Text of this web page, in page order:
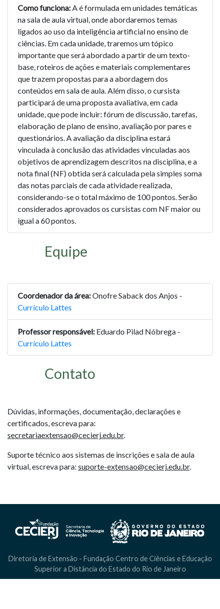
Como funciona:A é formulada em unidades temáticas
na sala de aula virtual, onde abordaremos temas
ligados ao uso da inteligência artificial no ensino de
ciências. Em cada unidade, traremos um tópico
importante que será abordado a partir de um texto-
base, roteiros de ações e materiais complementares
que trazem propostas para a abordagem dos
conteúdos em sala de aula. Além disso, o cursista
participará de uma proposta avaliativa, em cada
unidade, que pode incluir: fórum de discussão, tarefas,
elaboração de plano de ensino, avaliação por pares e
questionários. A avaliação da disciplina estará
vinculada à conclusão das atividades vinculadas aos
objetivos de aprendizagem descritos na disciplina, e a
nota final (NF) obtida será calculada pela simples soma
das notas parciais de cada atividade realizada,
considerando-se o total máximo de 100 pontos. Serão
considerados aprovados os cursistas com NF maior ou
igual a 60 pontos.
Equipe
Coordenador da área:Onofre Saback dos Anjos -
Currículo Lattes
Professor responsável: Eduardo Pilad Nóbrega -
Currículo Lattes
Contato
Dúvidas, informações, documentação, declarações e
certificados, escreva para:
secretariaextensao@cecierj.edu.br.
Suporte técnico aos sistemas de inscrições e sala de aula
virtual, escreva para: suporte-extensao@cecierj.edu.br.
Diretoria de Extensão - Fundação Centro de Ciências e Educação
Superior a Distância do Estado do Rio de Janeiro